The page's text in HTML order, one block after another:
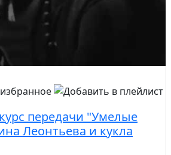
передачи "Умелые
Леонтьева и кукла